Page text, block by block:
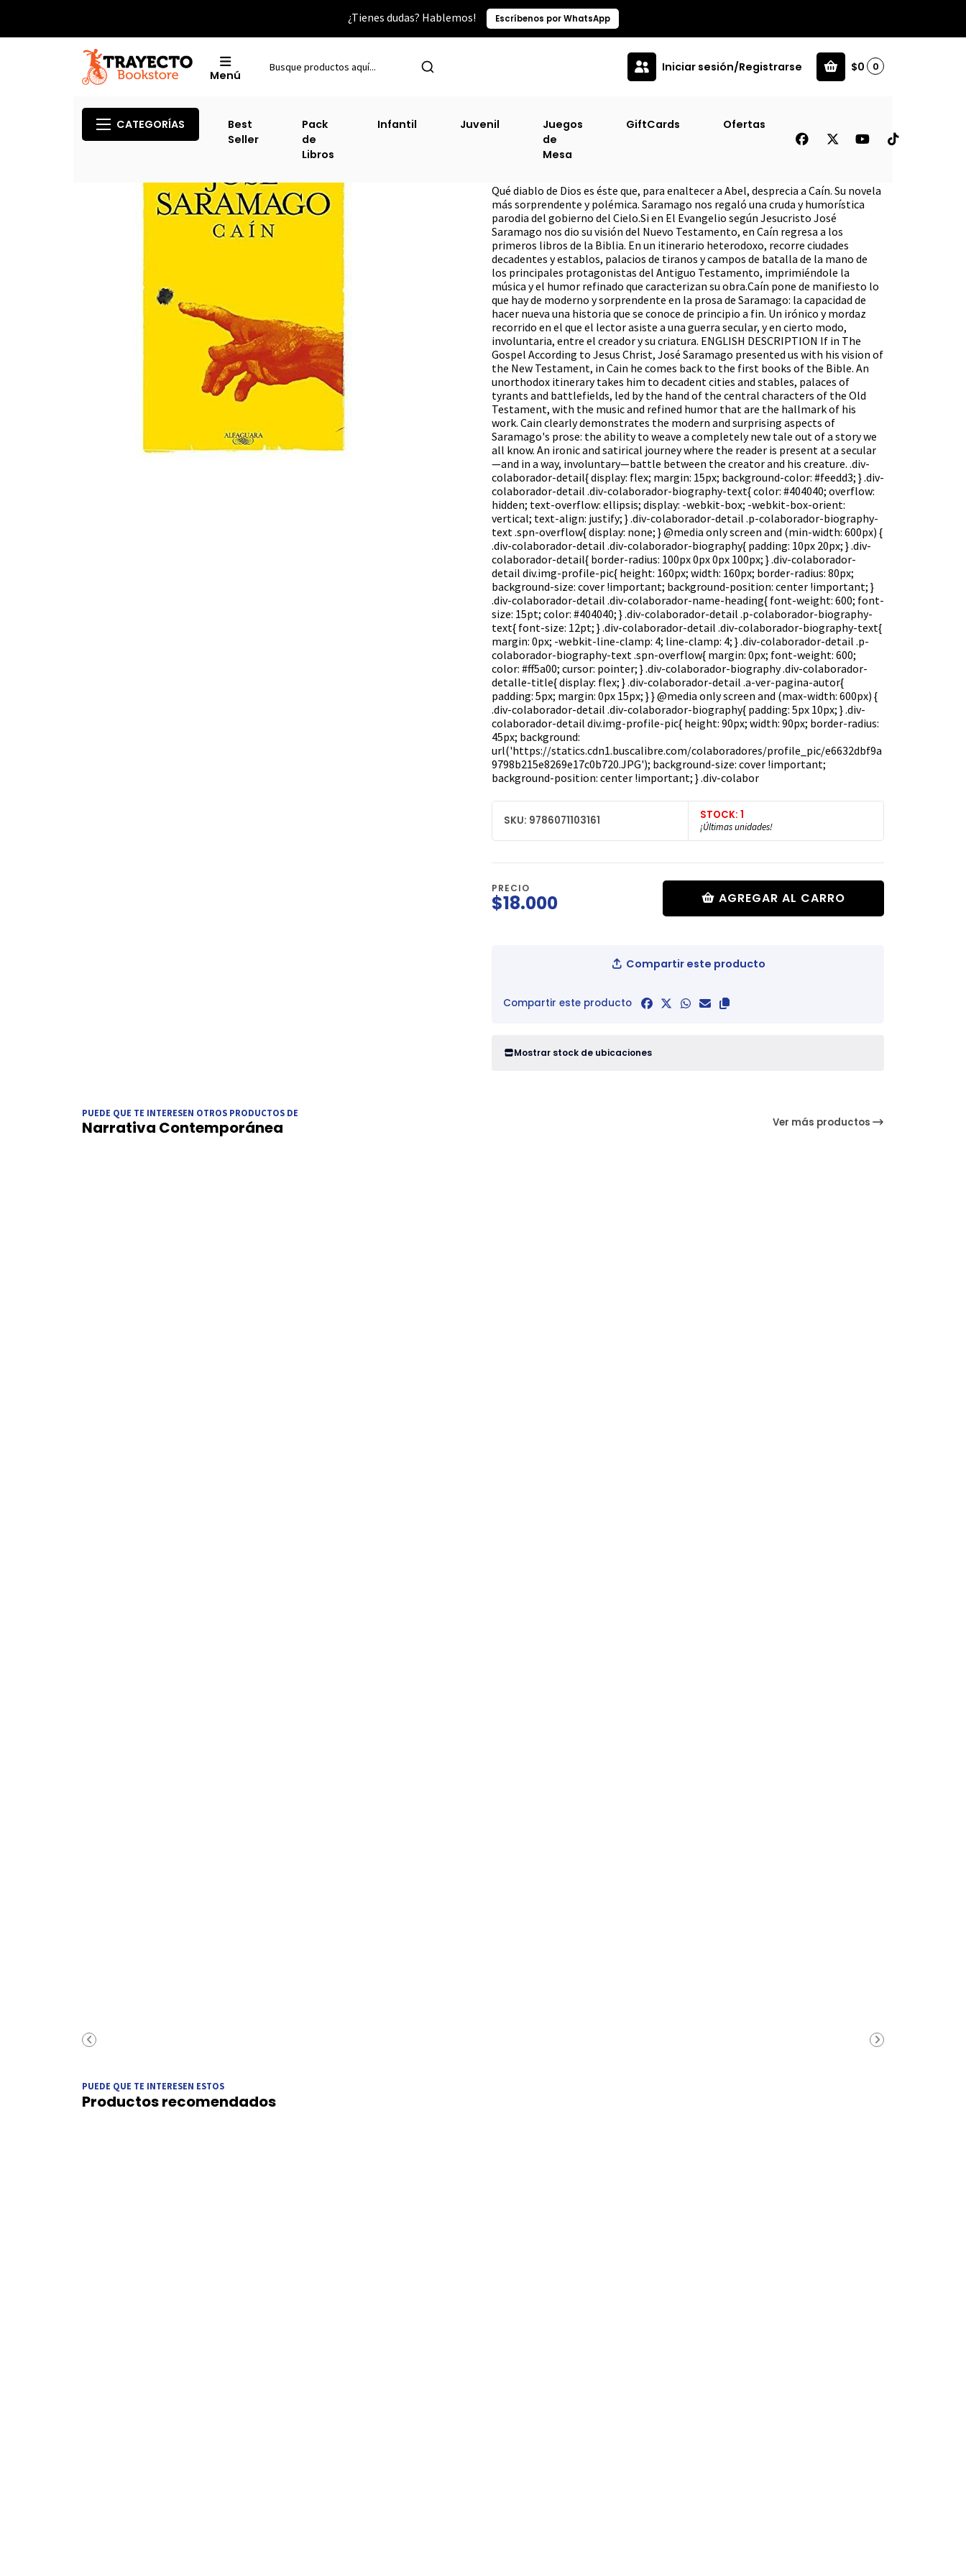
¿Tienes dudas? Hablemos! Escríbenos por WhatsApp
Menú
Iniciar sesión/Registrarse $0 0
CATEGORÍAS
Best
Seller
Pack
de
Libros
Infantil Juvenil
Juegos
de
Mesa
GiftCards Ofertas
Cain Libro Nuevo
Qué diablo de Dios es éste que, para enaltecer a Abel, desprecia a Caín. Su novela
más sorprendente y polémica. Saramago nos regaló una cruda y humorística
parodia del gobierno del Cielo.Si en El Evangelio según Jesucristo José
Saramago nos dio su visión del Nuevo Testamento, en Caín regresa a los
primeros libros de la Biblia. En un itinerario heterodoxo, recorre ciudades
decadentes y establos, palacios de tiranos y campos de batalla de la mano de
los principales protagonistas del Antiguo Testamento, imprimiéndole la
música y el humor refinado que caracterizan su obra.Caín pone de manifiesto lo
que hay de moderno y sorprendente en la prosa de Saramago: la capacidad de
hacer nueva una historia que se conoce de principio a fin. Un irónico y mordaz
recorrido en el que el lector asiste a una guerra secular, y en cierto modo,
involuntaria, entre el creador y su criatura. ENGLISH DESCRIPTION If in The
Gospel According to Jesus Christ, José Saramago presented us with his vision of
the New Testament, in Cain he comes back to the first books of the Bible. An
unorthodox itinerary takes him to decadent cities and stables, palaces of
tyrants and battlefields, led by the hand of the central characters of the Old
Testament, with the music and refined humor that are the hallmark of his
work. Cain clearly demonstrates the modern and surprising aspects of
Saramago's prose: the ability to weave a completely new tale out of a story we
all know. An ironic and satirical journey where the reader is present at a secular
—and in a way, involuntary—battle between the creator and his creature. .div-
colaborador-detail{ display: flex; margin: 15px; background-color: #feedd3; } .div-
colaborador-detail .div-colaborador-biography-text{ color: #404040; overflow:
hidden; text-overflow: ellipsis; display: -webkit-box; -webkit-box-orient:
vertical; text-align: justify; } .div-colaborador-detail .p-colaborador-biography-
text .spn-overflow{ display: none; } @media only screen and (min-width: 600px) {
.div-colaborador-detail .div-colaborador-biography{ padding: 10px 20px; } .div-
colaborador-detail{ border-radius: 100px 0px 0px 100px; } .div-colaborador-
detail div.img-profile-pic{ height: 160px; width: 160px; border-radius: 80px;
background-size: cover !important; background-position: center !important; }
.div-colaborador-detail .div-colaborador-name-heading{ font-weight: 600; font-
size: 15pt; color: #404040; } .div-colaborador-detail .p-colaborador-biography-
text{ font-size: 12pt; } .div-colaborador-detail .div-colaborador-biography-text{
margin: 0px; -webkit-line-clamp: 4; line-clamp: 4; } .div-colaborador-detail .p-
colaborador-biography-text .spn-overflow{ margin: 0px; font-weight: 600;
color: #ff5a00; cursor: pointer; } .div-colaborador-biography .div-colaborador-
detalle-title{ display: flex; } .div-colaborador-detail .a-ver-pagina-autor{
padding: 5px; margin: 0px 15px; } } @media only screen and (max-width: 600px) {
.div-colaborador-detail .div-colaborador-biography{ padding: 5px 10px; } .div-
colaborador-detail div.img-profile-pic{ height: 90px; width: 90px; border-radius:
45px; background:
url('https://statics.cdn1.buscalibre.com/colaboradores/profile_pic/e6632dbf9a
9798b215e8269e17c0b720.JPG'); background-size: cover !important;
background-position: center !important; } .div-colabor
SKU: 9786071103161 STOCK: 1
¡Últimas unidades!
PRECIO
$18.000 AGREGAR AL CARRO
Compartir este producto
Compartir este producto
Mostrar stock de ubicaciones
PUEDE QUE TE INTERESEN OTROS PRODUCTOS DE
Narrativa Contemporánea Ver más productos
PUEDE QUE TE INTERESEN ESTOS
Productos recomendados